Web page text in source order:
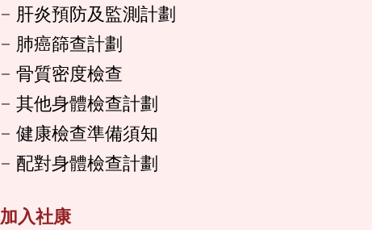
肝炎預防及監測計劃
肺癌篩查計劃
骨質密度檢查
其他身體檢查計劃
健康檢查準備須知
配對身體檢查計劃
加入社康